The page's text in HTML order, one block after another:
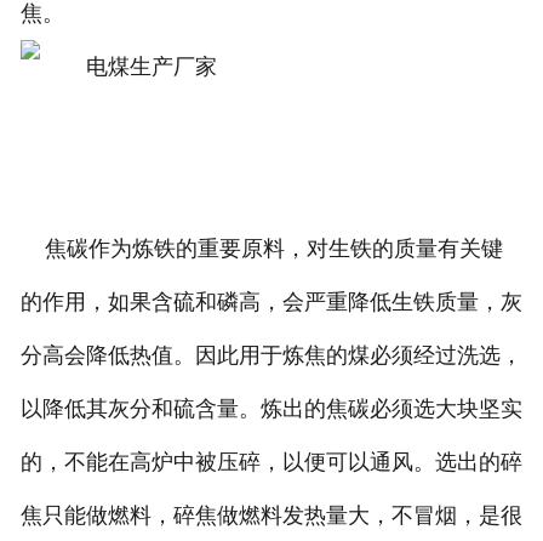
焦。
焦碳作为炼铁的重要原料，对生铁的质量有关键
的作用，如果含硫和磷高，会严重降低生铁质量，灰
分高会降低热值。因此用于炼焦的煤必须经过洗选，
以降低其灰分和硫含量。炼出的焦碳必须选大块坚实
的，不能在高炉中被压碎，以便可以通风。选出的碎
焦只能做燃料，碎焦做燃料发热量大，不冒烟，是很